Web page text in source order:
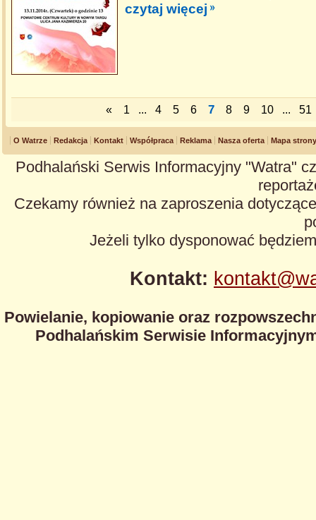
czytaj więcej
« 1 ... 4 5 6 7 8 9 10 ... 51
O Watrze Redakcja Kontakt Współpraca Reklama Nasza oferta Mapa strony
Podhalański Serwis Informacyjny "Watra"
Czekamy również na zaproszenia
Jeżeli tylko dysponować
Kontakt:
Powielanie, kopiowanie oraz
Podhalańskim Serwisie